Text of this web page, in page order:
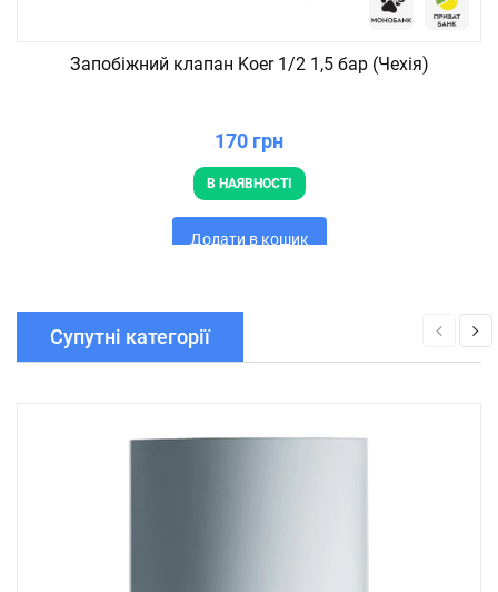
Запобіжний клапан Koer 1/2 1,5 бар (Чехія)
170 грн
В НАЯВНОСТІ
Додати в кошик
Супутні категорії